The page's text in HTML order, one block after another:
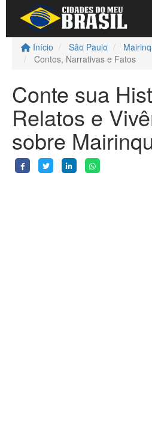
Início São Paulo
Contos, Narrativas e Fatos
Conte sua
Relatos e
sobre